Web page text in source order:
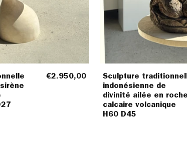
€2.950,00
Sculpture
indonésienne de
divinité ailée en roche
calcaire volcanique
H60 D45